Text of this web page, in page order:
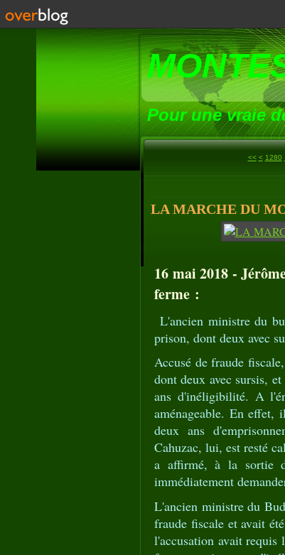
Pour une vraie
<< < 1200
1210
1220
1230
1240
1250
1260
1270
1280
LA MARCHE DU
16 mai 2018 -
ferme :
L'ancien ministre du
prison, dont deux avec
Accusé de fraude
dont deux avec sursis,
ans d'inéligibilité. A
aménageable. En effet,
deux ans
Cahuzac, lui, est resté
a affirmé, à la sortie
immédiatement
L'ancien ministre du
fraude fiscale et avait
l'accusation avait requis